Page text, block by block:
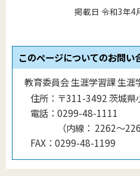
掲載日 令和3年4
このページについてのお問い
教育委員会 生涯学習課 生涯
住所： 〒311-3492 茨城県
電話： 0299-48-1111
（内線 ： 2262～
FAX： 0299-48-1199